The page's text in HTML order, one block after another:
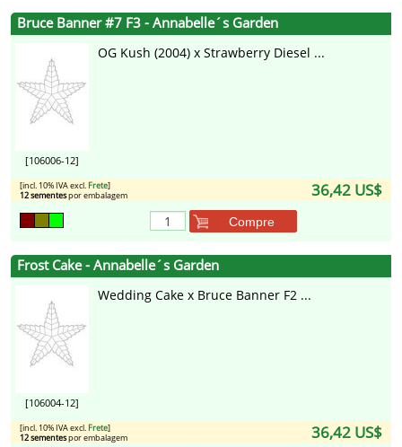
Bruce Banner #7 F3 - Annabelle´s Garden
[106006-12]
OG Kush (2004) x Strawberry Diesel ...
36,42 US$
[incl. 10% IVA excl. Frete]
12 sementespor embalagem
Compre
Frost Cake - Annabelle´s Garden
[106004-12]
Wedding Cake x Bruce Banner F2 ...
36,42 US$
[incl. 10% IVA excl. Frete]
12 sementespor embalagem